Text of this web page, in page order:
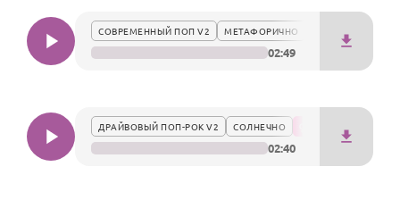
для Спиридона, выделяя его силу духа и статус в глазах
окружающих.
СОВРЕМЕННЫЙ ПОП V2 МЕТАФОРИЧНО
02:49
ДРАЙВОВЫЙ ПОП-РОК V2 СОЛНЕЧНО
02:40